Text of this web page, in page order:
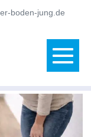
boden-jung.de